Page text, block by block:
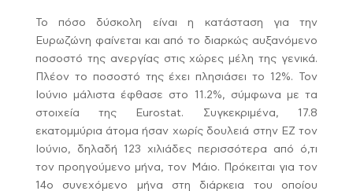
Το πόσο δύσκολη είναι η κατάσταση για την
Ευρωζώνη φαίνεται και από το διαρκώς αυξανόμενο
ποσοστό της ανεργίας στις χώρες μέλη της γενικά.
Πλέον το ποσοστό της έχει πλησιάσει το 12%. Τον
Ιούνιο μάλιστα έφθασε στο 11.2%, σύμφωνα με τα
στοιχεία της Eurostat. Συγκεκριμένα, 17.8
εκατομμύρια άτομα ήσαν χωρίς δουλειά στην ΕΖ τον
Ιούνιο, δηλαδή 123 χιλιάδες περισσότερα από ό,τι
τον προηγούμενο μήνα, τον Μάιο. Πρόκειται για τον
14ο συνεχόμενο μήνα στη διάρκεια του οποίου